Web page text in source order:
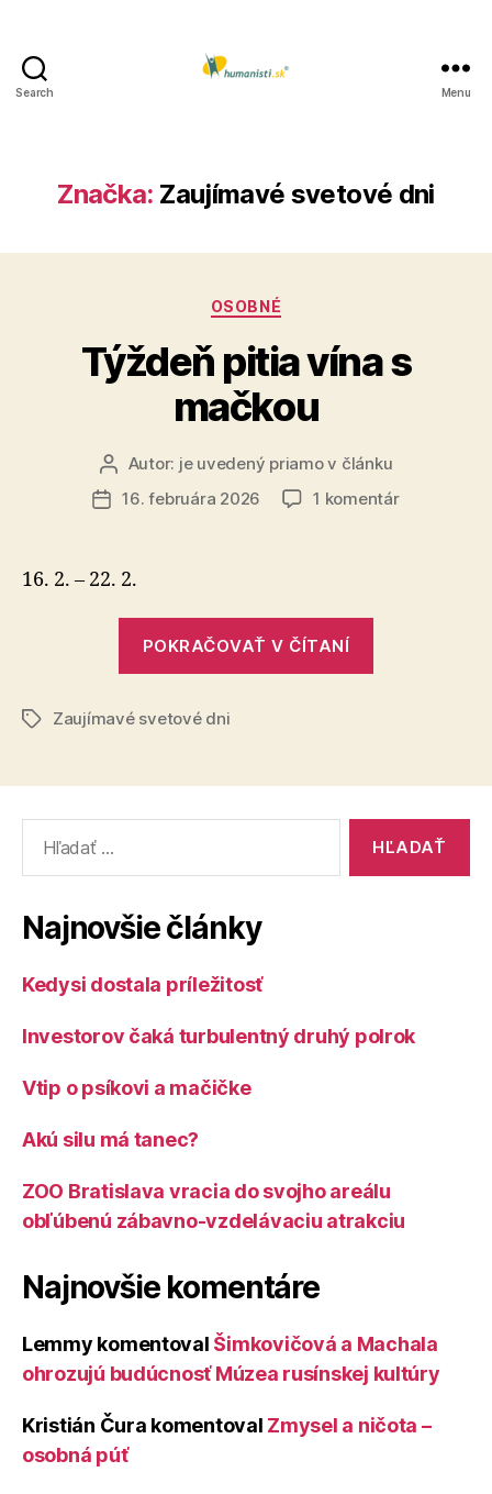
Search Menu
Značka: Zaujímavé svetové dni
Kategórie
OSOBNÉ
Týždeň pitia vína s
mačkou
Autor
článku
Autor: je uvedený priamo v článku
Dátum
16. februára 2026 1 komentárna
16. 2. – 22. 2.
POKRAČOVAŤ V ČÍTANÍ
ZnačkyZaujímavé svetové dni
Najnovšie články
Kedysi dostala príležitosť
Investorov čaká turbulentný druhý polrok
Vtip o psíkovi a mačičke
Akú silu má tanec?
ZOO Bratislava vracia do svojho areálu
obľúbenú zábavno-vzdelávaciu atrakciu
Najnovšie komentáre
Lemmy komentoval Šimkovičová a Machala
ohrozujú budúcnosť Múzea rusínskej kultúry
Kristián Čura komentoval Zmysel a ničota –
osobná púť